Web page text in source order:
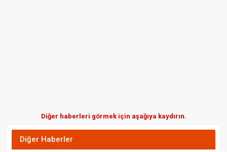
Diğer haberleri görmek için aşağıya kaydırın.
Diğer Haberler